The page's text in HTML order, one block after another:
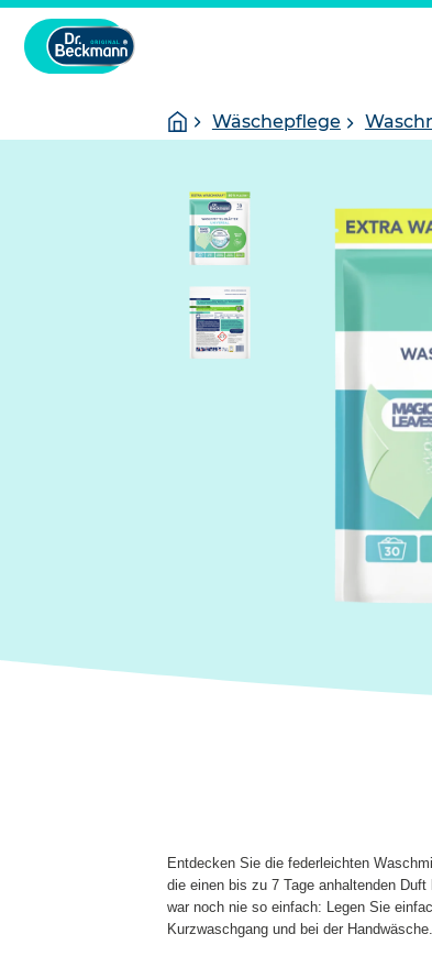
Sie
sind
Startseite
Wäschepflege
Entdecken Sie die federleichten
die einen bis zu 7 Tage anhaltenden
war noch nie so einfach: Legen Sie
Kurzwaschgang und bei der